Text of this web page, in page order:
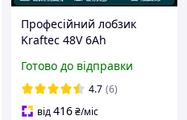
Професійний лобзик
Kraftec 48V 6Ah
Електролобзик
акумуляторний для
дерева для дому
Готово до відправки
4.7 (6)
від416₴/міс